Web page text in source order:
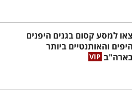
צאו למסע קסום בגנים היפנים
היפים והאותנטיים ביותר